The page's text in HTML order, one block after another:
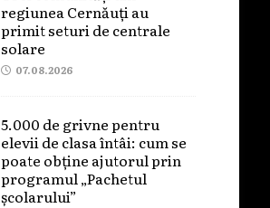
regiunea Cernăuți au
primit seturi de centrale
solare
07.08.2026
5.000 de grivne pentru
elevii de clasa întâi: cum se
poate obține ajutorul prin
programul „Pachetul
școlarului”